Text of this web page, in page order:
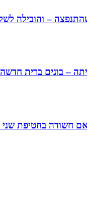
והובילה לשלילת
– בונים ברית חדשה
חשודה בחטיפת שני